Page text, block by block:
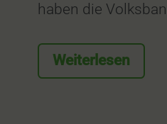
haben die
Weiterlesen